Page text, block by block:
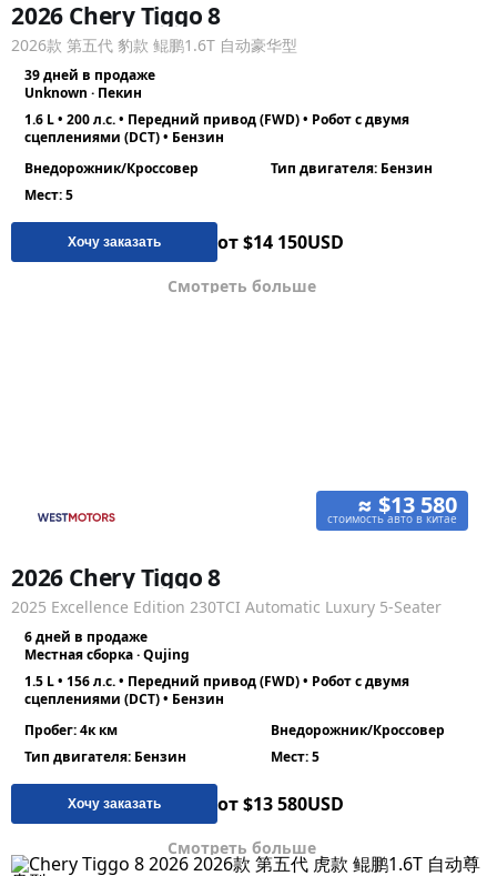
2026 Chery Tiggo 8
2026款 第五代 豹款 鲲鹏1.6T 自动豪华型
39 дней в продаже
Unknown · Пекин
1.6 L • 200 л.с. • Передний привод (FWD) • Робот с двумя
сцеплениями (DCT) • Бензин
Внедорожник/Кроссовер
Тип двигателя: Бензин
Мест: 5
Хочу заказать от $14 150USD
Смотреть больше
≈ $13 580
стоимость авто в китае
2026 Chery Tiggo 8
2025 Excellence Edition 230TCI Automatic Luxury 5-Seater
6 дней в продаже
Местная сборка · Qujing
1.5 L • 156 л.с. • Передний привод (FWD) • Робот с двумя
сцеплениями (DCT) • Бензин
Пробег: 4к км
Внедорожник/Кроссовер
Тип двигателя: Бензин
Мест: 5
Хочу заказать от $13 580USD
Смотреть больше